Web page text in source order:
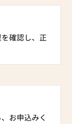
確認し、正
お申込みく